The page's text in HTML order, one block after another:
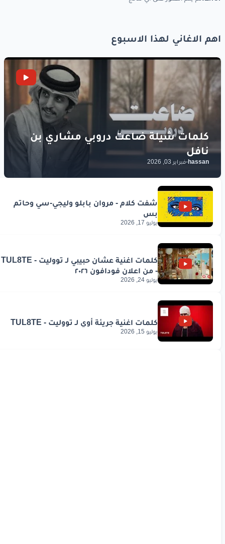
اهم الاغاني لهذا الاسبوع
hassan
-فبراير 03, 2026
يوليو 17, 2026
يوليو 24, 2026
يوليو 15, 2026